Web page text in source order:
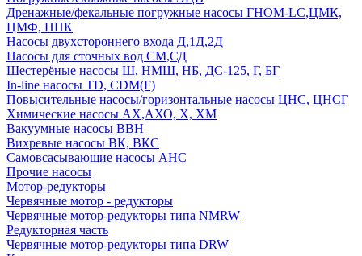
Дренажные/фекальные погружные насосы ГНОМ-LC,ЦМК,
ЦМФ, НПК
Насосы двухстороннего входа Д,1Д,2Д
Насосы для сточных вод СМ,СД
Шестерёные насосы Ш, НМШ, НБ, ДС-125, Г, БГ
In-line насосы TD, CDM(F)
Повысительные насосы/горизонтальные насосы ЦНС, ЦНСГ
Химические насосы АХ,АХО, Х, ХМ
Вакуумные насосы ВВН
Вихревые насосы ВК, ВКС
Самовсасывающие насосы АНС
Прочие насосы
Мотор-редукторы
Червячные мотор - редукторы
Червячные мотор-редукторы типа NMRW
Редукторная часть
Червячные мотор-редукторы типа DRW